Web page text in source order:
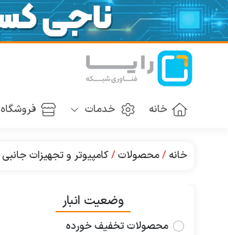
خانه خدمات فروشگاه
خانه محصولات کامپیوتر و تجهیزات جانبی
وضعیت انبار
محصولات تخفیف خورده